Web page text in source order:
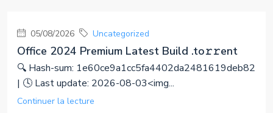
05/08/2026 Uncategorized
Office 2024 Premium Latest Build .tо𝚛𝚛еnt
🔍 Hash-sum: 1e60ce9a1cc5fa4402da2481619deb82
| 🕓 Last update: 2026-08-03<img...
Continuer la lecture